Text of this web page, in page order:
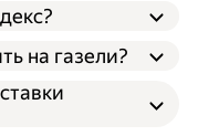
на газели?